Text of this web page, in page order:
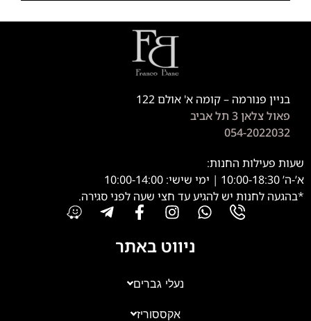
בניין פנורמה – קומה א' אולם 122
פאול צלאן 3 תל אביב
054-2022032
שעות פעילות החנות:
א’-ה’ 10:00-18:30 | ימי שישי: 10:00-14:00
*בהגעה לחנות יש להגיע עד חצי שעה לפני סגירה.
ניווט באתר
נעלי גברים
אקססוריז